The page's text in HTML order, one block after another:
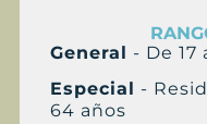
General - De 17
Especial -
64 años